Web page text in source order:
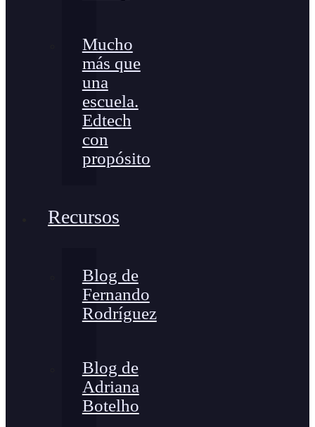
Mucho
más que
una
escuela.
Edtech
con
propósito
Recursos
Blog de
Fernando
Rodríguez
Blog de
Adriana
Botelho